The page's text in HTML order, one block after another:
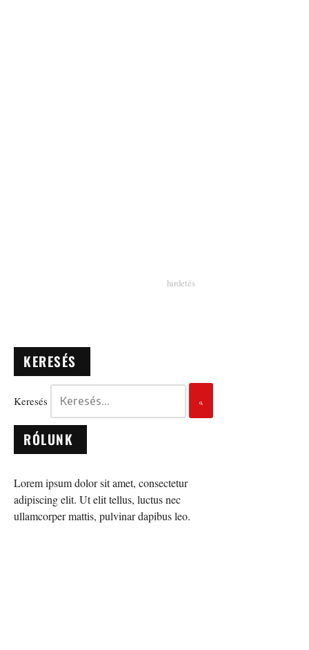
KERESÉS
Keresés
RÓLUNK
Lorem ipsum dolor sit amet, consectetur
adipiscing elit. Ut elit tellus, luctus nec
ullamcorper mattis, pulvinar dapibus leo.